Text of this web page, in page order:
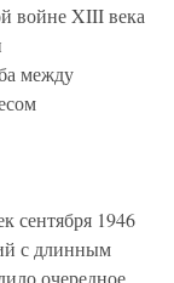
войне XIII века
между
сентября 1946
с длинным
очередное